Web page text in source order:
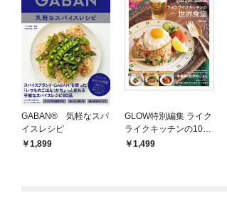
GABAN® 気軽なスパ
イスレシピ
1,899
GLOW特別編集 ライク
ライクキッチンの10分
世界食堂
1,499